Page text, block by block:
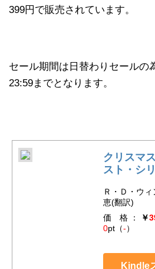
399円で販売されています。
セール期間は日替わりセールの
23:59までとなります。
クリスマ
スト・シ
Ｒ・Ｄ・ウ
恵(翻訳)
価 格 ：
￥
0pt（-）
Kindle